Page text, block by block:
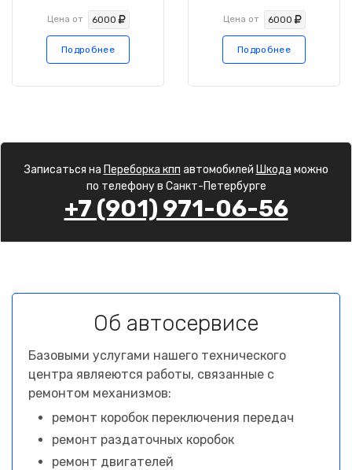
Цена от 6000
Подробнее
Цена от 6000
Подробнее
Записаться на Переборка кпп автомобилей Шкода можно
по телефону в Санкт-Петербурге
+7 (901) 971-06-56
Об автосервисе
Базовыми услугами нашего технического
центра являеются работы, связанные с
ремонтом механизмов:
ремонт коробок переключения передач
ремонт раздаточных коробок
ремонт двигателей